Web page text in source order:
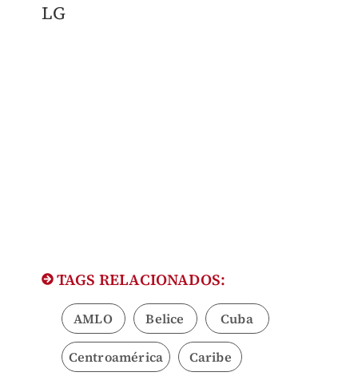
LG
TAGS RELACIONADOS:
AMLO Belice Cuba
Centroamérica Caribe